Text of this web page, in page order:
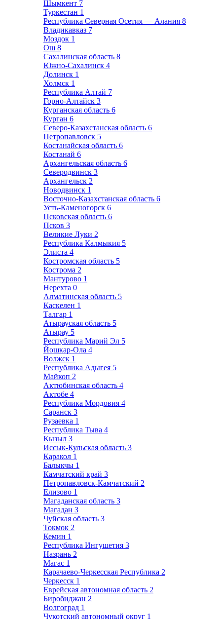
Шымкент 7
Туркестан 1
Республика Северная Осетия — Алания 8
Владикавказ 7
Моздок 1
Ош 8
Сахалинская область 8
Южно-Сахалинск 4
Долинск 1
Холмск 1
Республика Алтай 7
Горно-Алтайск 3
Курганская область 6
Курган 6
Северо-Казахстанская область 6
Петропавловск 5
Костанайская область 6
Костанай 6
Архангельская область 6
Северодвинск 3
Архангельск 2
Новодвинск 1
Восточно-Казахстанская область 6
Усть-Каменогорск 6
Псковская область 6
Псков 3
Великие Луки 2
Республика Калмыкия 5
Элиста 4
Костромская область 5
Кострома 2
Мантурово 1
Нерехта 0
Алматинская область 5
Каскелен 1
Талгар 1
Атырауская область 5
Атырау 5
Республика Марий Эл 5
Йошкар-Ола 4
Волжск 1
Республика Адыгея 5
Майкоп 2
Актюбинская область 4
Актобе 4
Республика Мордовия 4
Саранск 3
Рузаевка 1
Республика Тыва 4
Кызыл 3
Иссык-Кульская область 3
Каракол 1
Балыкчы 1
Камчатский край 3
Петропавловск-Камчатский 2
Елизово 1
Магаданская область 3
Магадан 3
Чуйская область 3
Токмок 2
Кемин 1
Республика Ингушетия 3
Назрань 2
Магас 1
Карачаево-Черкесская Республика 2
Черкесск 1
Еврейская автономная область 2
Биробиджан 2
Волгоград 1
Чукотский автономный округ 1